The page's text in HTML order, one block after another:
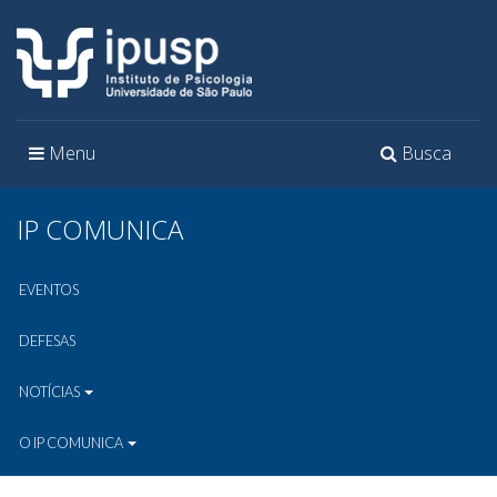
Toggle
Busca
Toggle
Menu
IP COMUNICA
EVENTOS
DEFESAS
NOTÍCIAS
O IP COMUNICA